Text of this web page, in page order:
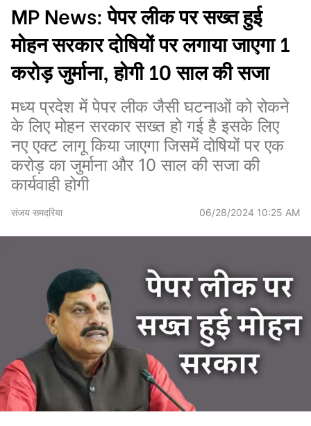
MP News: पेपर लीक पर सख्त हुई
मोहन सरकार दोषियों पर लगाया जाएगा 1
करोड़ जुर्माना, होगी 10 साल की सजा
मध्य प्रदेश में पेपर लीक जैसी घटनाओं को रोकने
के लिए मोहन सरकार सख्त हो गई है इसके लिए
नए एक्ट लागू किया जाएगा जिसमें दोषियों पर एक
करोड़ का जुर्माना और 10 साल की सजा की
कार्यवाही होगी
संजय समदरिया 06/28/2024 10:25 AM